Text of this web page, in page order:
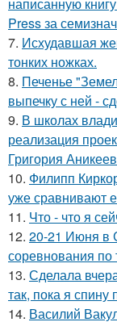
Press за
7. Исхудавшая
тонких ножках.
8. Печенье
выпечку с ней -
9. В школах
реализация
Григория
10. Филипп
уже сравнивают
11. Что - что я
12. 20-21 Июня в
соревнования по
13. Сделала
так, пока я спину
14. Василий